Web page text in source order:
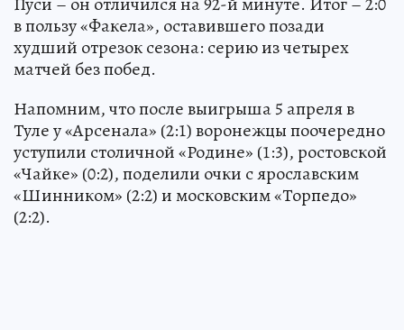
в пользу «Факела», оставившего позади
худший отрезок сезона: серию из четырех
матчей без побед.
Напомним, что после выигрыша 5 апреля в
Туле у «Арсенала» (2:1) воронежцы поочередно
уступили столичной «Родине» (1:3), ростовской
«Чайке» (0:2), поделили очки с ярославским
«Шинником» (2:2) и московским «Торпедо»
(2:2).